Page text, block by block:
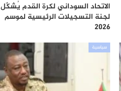
الاتحاد السوداني لكرة القدم يُشكّل
لجنة التسجيلات الرئيسية لموسم
2026
سياسية